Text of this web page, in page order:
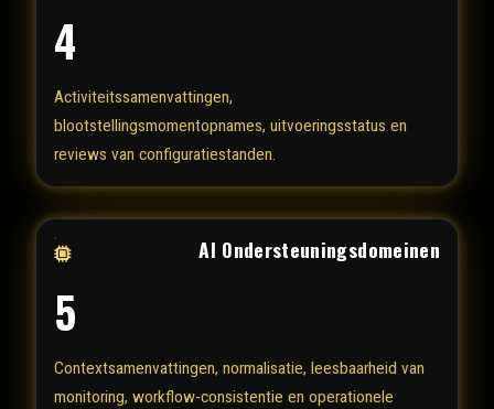
4
Activiteitssamenvattingen,
blootstellingsmomentopnames, uitvoeringsstatus en
reviews van configuratiestanden.
AI Ondersteuningsdomeinen
5
Contextsamenvattingen, normalisatie, leesbaarheid van
monitoring, workflow-consistentie en operationele